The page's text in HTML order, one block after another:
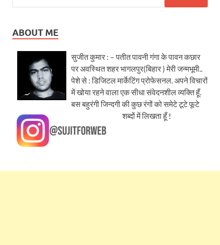
ABOUT ME
सुजीत कुमार : – पतीत पावनी गंगा के पावन कछार
पर अवस्थित शहर भागलपुर(बिहार ) मेरी जन्मभूमी..
पेशे से : डिजिटल मार्केटिंग प्रोफेसनल. अपने विचारों
में खोया रहने वाला एक सीधा संवेदनशील व्यक्ति हूँ.
बस बहुरंगी जिन्दगी की कुछ रंगों को समेटे टूटे फूटे
शब्दों में लिखता हूँ !